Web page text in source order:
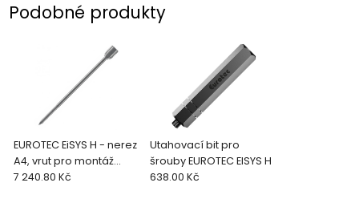
Podobné produkty
EUROTEC EiSYS H - nerez
A4, vrut pro montáž
dřevěného roštu (50 ks)
7 240.80 Kč
Utahovací bit pro
šrouby EUROTEC EISYS H
638.00 Kč